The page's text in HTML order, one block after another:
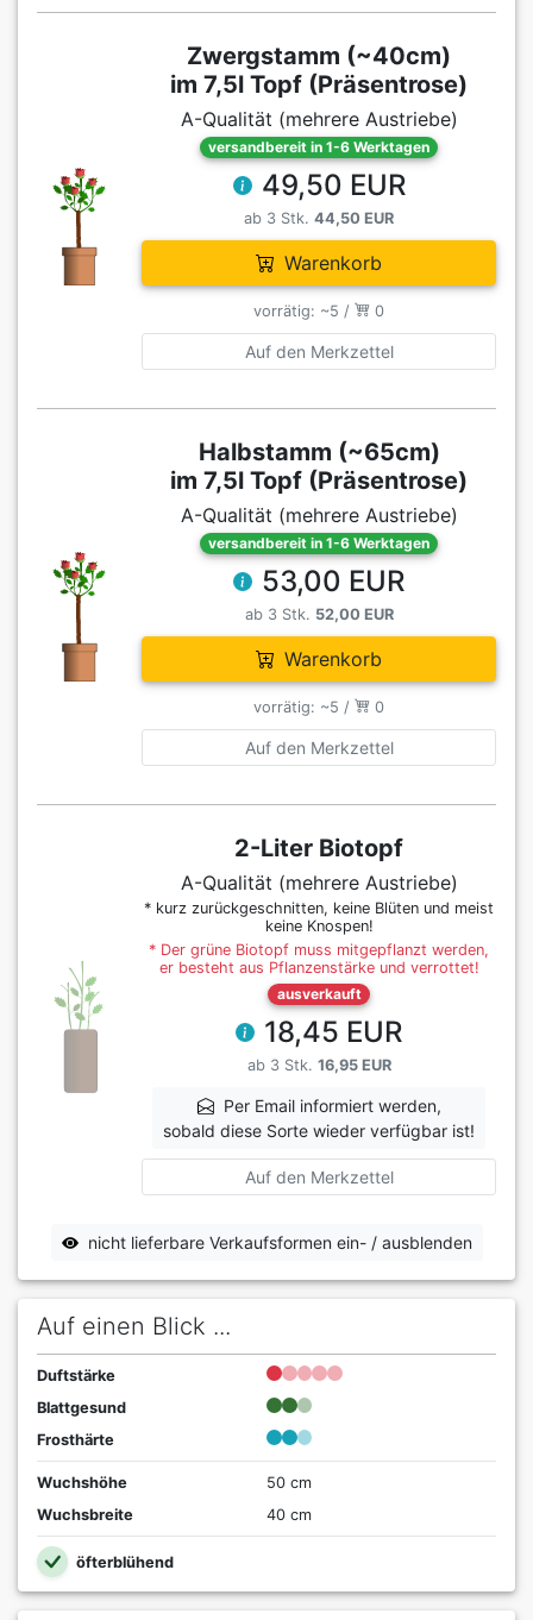
Zwergstamm (~40cm)
im 7,5l Topf (Präsentrose)
A-Qualität (mehrere Austriebe)
versandbereit in 1-6 Werktagen
49,50 EUR
ab 3 Stk. 44,50 EUR
Warenkorb
vorrätig: ~5 / 0
Auf den Merkzettel
Halbstamm (~65cm)
im 7,5l Topf (Präsentrose)
A-Qualität (mehrere Austriebe)
versandbereit in 1-6 Werktagen
53,00 EUR
ab 3 Stk. 52,00 EUR
Warenkorb
vorrätig: ~5 / 0
Auf den Merkzettel
2-Liter Biotopf
A-Qualität (mehrere Austriebe)
* kurz zurückgeschnitten, keine Blüten und meist
keine Knospen!
* Der grüne Biotopf muss mitgepflanzt werden,
er besteht aus Pflanzenstärke und verrottet!
ausverkauft
18,45 EUR
ab 3 Stk. 16,95 EUR
Per Email informiert werden,
sobald diese Sorte wieder verfügbar ist!
Auf den Merkzettel
nicht lieferbare Verkaufsformen ein- / ausblenden
Auf einen Blick ...
Duftstärke
Blattgesund
Frosthärte
Wuchshöhe
50 cm
Wuchsbreite
40 cm
öfterblühend